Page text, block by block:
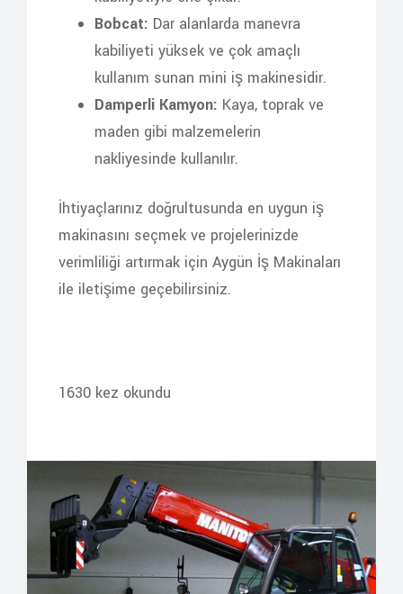
Bobcat: Dar alanlarda manevra
kabiliyeti yüksek ve çok amaçlı
kullanım sunan mini iş makinesidir.
Damperli Kamyon: Kaya, toprak ve
maden gibi malzemelerin
nakliyesinde kullanılır.
İhtiyaçlarınız doğrultusunda en uygun iş
makinasını seçmek ve projelerinizde
verimliliği artırmak için Aygün İş Makinaları
ile iletişime geçebilirsiniz.
1630 kez okundu